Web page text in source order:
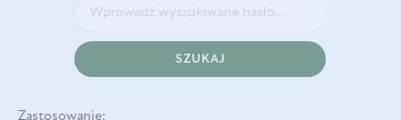
SZUKAJ
Zastosowanie: